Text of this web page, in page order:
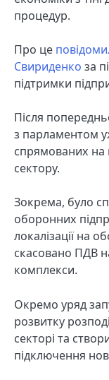
процедур.
Про це
Свириденко за
підтримки
Після
з парламентом
спрямованих на
сектору.
Зокрема, було
оборонних
локалізації на
скасовано ПДВ
комплекси.
Окремо уряд
розвитку
секторі та
підключення